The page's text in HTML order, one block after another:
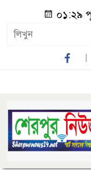
০১:২৯